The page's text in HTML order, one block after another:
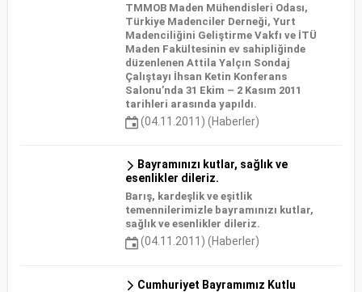
TMMOB Maden Mühendisleri Odası,
Türkiye Madenciler Derneği, Yurt
Madenciliğini Geliştirme Vakfı ve İTÜ
Maden Fakültesinin ev sahipliğinde
düzenlenen Attila Yalçın Sondaj
Çalıştayı İhsan Ketin Konferans
Salonu’nda 31 Ekim – 2 Kasım 2011
tarihleri arasında yapıldı.
(04.11.2011) (Haberler)
Bayramınızı kutlar, sağlık ve
esenlikler dileriz.
Barış, kardeşlik ve eşitlik
temennilerimizle bayramınızı kutlar,
sağlık ve esenlikler dileriz.
(04.11.2011) (Haberler)
Cumhuriyet Bayramımız Kutlu